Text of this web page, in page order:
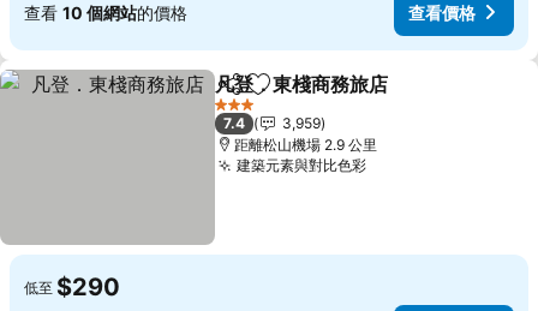
查看 10 個網站的價格 查看價格
分享 放到收藏夾
凡登．東棧商務旅店
3 星級
7.4
3,959
距離松山機場 2.9 公里
建築元素與對比色彩
低至 $290